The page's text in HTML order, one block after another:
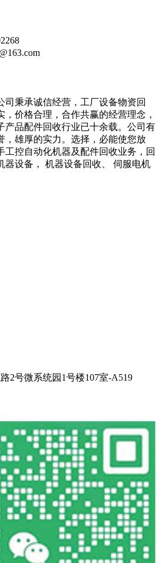
司秉承诚信经营，工厂设备物资回
价格合理，合作共赢的经营理念，
产品配件回收行业已十余载。公司有
，雄厚的实力。选择，必能使您放
工控自动化机器及配件回收业务，回
器设备， 机器设备回收、 伺服电机
2号微系统园1号楼107室-A519